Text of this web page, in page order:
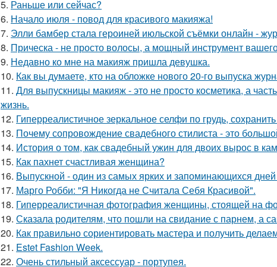
5. Раньше или сейчас?
6. Начало июля - повод для красивого макияжа!
7. Элли бамбер стала героиней июльской съёмки онлайн -
8. Прическа - не просто волосы, а мощный инструмент
9. Недавно ко мне на макияж пришла девушка.
10. Как вы думаете, кто на обложке нового 20-го выпуска
11. Для выпускницы макияж - это не просто косметика, а
жизнь.
12. Гиперреалистичное зеркальное селфи по грудь,
13. Почему сопровождение свадебного стилиста - это
14. История о том, как свадебный ужин для двоих вырос в
15. Как пахнет счастливая женщина?
16. Выпускной - один из самых ярких и запоминающихся
17. Марго Робби: "Я Никогда не Считала Себя Красивой".
18. Гиперреалистичная фотография женщины, стоящей на
19. Сказала родителям, что пошли на свидание с парнем, а
20. Как правильно сориентировать мастера и получить
21. Estet Fashion Week.
22. Очень стильный аксессуар - портупея.